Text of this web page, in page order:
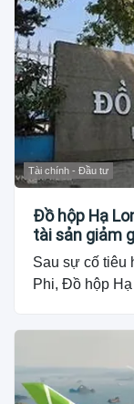
Tài chính - Đầu tư
Đồ hộp Hạ
tài sản giảm
Sau sự cố tiêu
Phi, Đồ hộp